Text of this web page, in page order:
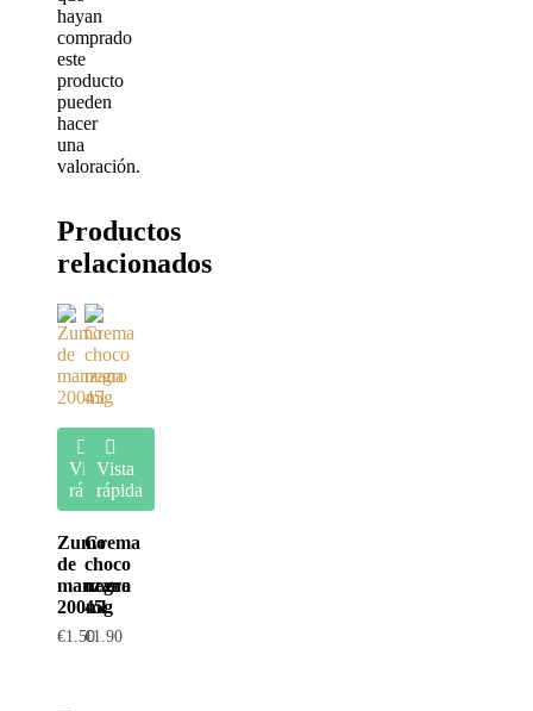
hayan
comprado
este
producto
pueden
hacer
una
valoración.
Productos
relacionados
Vista
rápida
Zumo
de
manzana
200ml
€1.50
Vista
rápida
Crema
choco
negro
45g
€1.90